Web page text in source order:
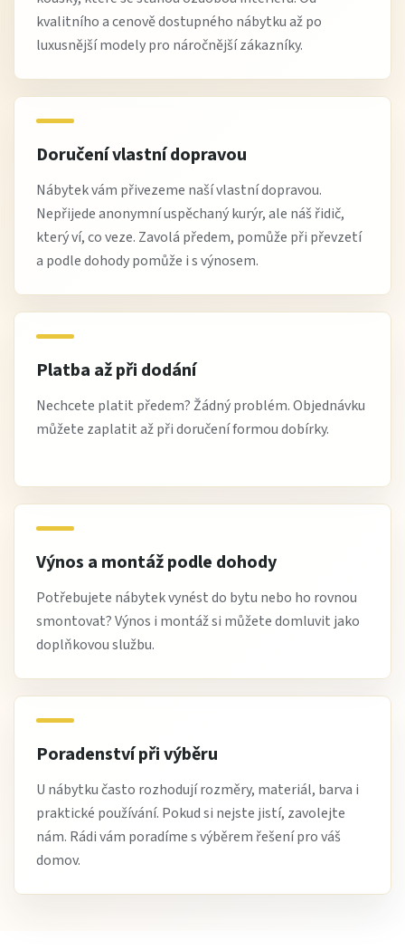
kvalitního a cenově dostupného nábytku až po
luxusnější modely pro náročnější zákazníky.
Doručení vlastní dopravou
Nábytek vám přivezeme naší vlastní dopravou.
Nepřijede anonymní uspěchaný kurýr, ale náš řidič,
který ví, co veze. Zavolá předem, pomůže při převzetí
a podle dohody pomůže i s výnosem.
Platba až při dodání
Nechcete platit předem? Žádný problém. Objednávku
můžete zaplatit až při doručení formou dobírky.
Výnos a montáž podle dohody
Potřebujete nábytek vynést do bytu nebo ho rovnou
smontovat? Výnos i montáž si můžete domluvit jako
doplňkovou službu.
Poradenství při výběru
U nábytku často rozhodují rozměry, materiál, barva i
praktické používání. Pokud si nejste jistí, zavolejte
nám. Rádi vám poradíme s výběrem řešení pro váš
domov.